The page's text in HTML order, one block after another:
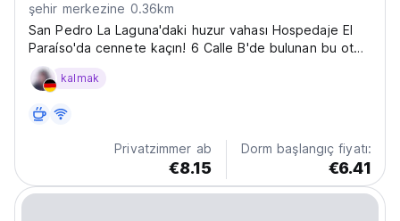
şehir merkezine 0.36km
San Pedro La Laguna'daki huzur vahası Hospedaje El
Paraíso'da cennete kaçın! 6 Calle B'de bulunan bu otel,
Guatemala'nın kalbinde size unutulmaz bir deneyim
sunuyor. Her sabah ayaklarınızın dibinde Atitlán
kalmak
Privatzimmer ab
€8.15
Dorm başlangıç fiyatı:
€6.41